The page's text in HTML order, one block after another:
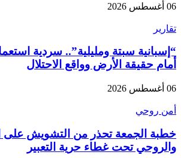
06 أغسطس 2026
تقارير
“إسبانية سبتة ومليلية”.. سردية
أمام حقيقة الأرض وواقع الاحتلال
06 أغسطس 2026
أمن روحي
خطبة الجمعة تحذر من التشويش على
والروحي تحت غطاء حرية التعبير